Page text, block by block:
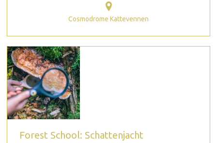
Cosmodrome Kattevennen
Forest School: Schattenjacht